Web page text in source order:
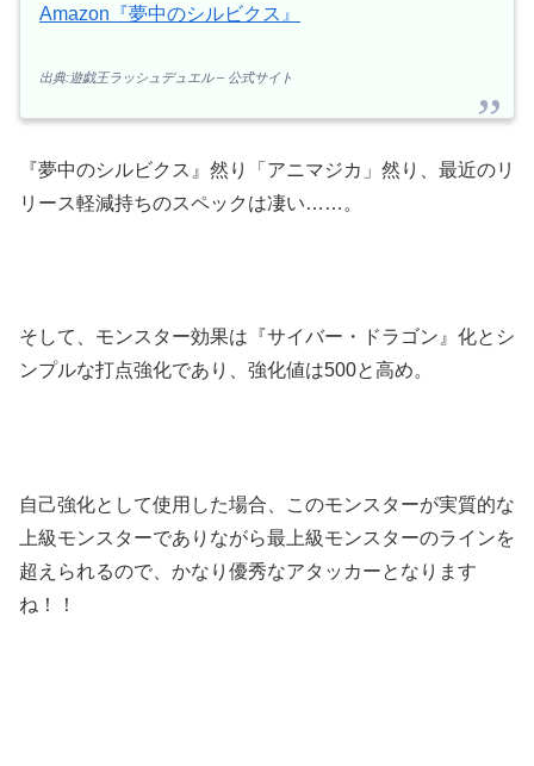
Amazon『夢中のシルビクス』
出典:遊戯王ラッシュデュエル – 公式サイト
『夢中のシルビクス』然り「アニマジカ」然り、最近のリ
リース軽減持ちのスペックは凄い……。
そして、モンスター効果は『サイバー・ドラゴン』化とシ
ンプルな打点強化であり、強化値は500と高め。
自己強化として使用した場合、このモンスターが実質的な
上級モンスターでありながら最上級モンスターのラインを
超えられるので、かなり優秀なアタッカーとなります
ね！！